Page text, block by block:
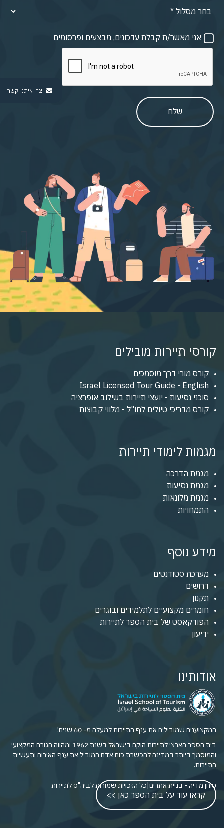
צרו איתנו קשר
אני מאשר/ת קבלת עדכונים, מבצעים ופרסומים
שלח
קורסי תיירות מובילים
קורס מורי דרך מוסמכים
Israel Licensed Tour Guide - English
סוכני נסיעות - יועצי תיירות בשילוב אופרציה
קורס מדריכי טיולים לחו"ל - מלווי קבוצות
מגמות לימודי תיירות
מגמת הדרכה
מגמת נסיעות
מגמת מלונאות
התמחויות
מידע נוסף
מערכת סטודנטים
דרושים
תקנון
חומרים מקצועיים לתלמידים ובוגרים
הפודקאסט של בית הספר לתיירות
ידיעון
אודותינו
המקצוענים שמובילים את ענף התיירות למעלה מ- 60 שנים!
בית הספר הארצי לתיירות הוקם בישראל בשנת 1962 ומהווה הגורם המקצועי
והמוסמך ביותר במדינה להכשרת כוח אדם המוביל את ענף האירוח ותעשיית
התיירות.
קראו עוד על בית הספר כאן >>
כל הזכויות שמורות לביה"ס לתיירות|טוחן מדיה - בניית אתרים